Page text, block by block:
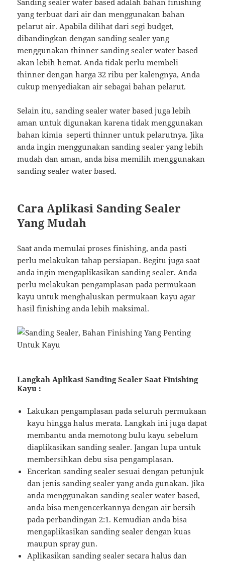
yang terbuat dari air dan menggunakan bahan
pelarut air. Apabila dilihat dari segi budget,
dibandingkan dengan sanding sealer yang
menggunakan thinner sanding sealer water based
akan lebih hemat. Anda tidak perlu membeli
thinner dengan harga 32 ribu per kalengnya, Anda
cukup menyediakan air sebagai bahan pelarut.
Selain itu, sanding sealer water based juga lebih
aman untuk digunakan karena tidak menggunakan
bahan kimia seperti thinner untuk pelarutnya. Jika
anda ingin menggunakan sanding sealer yang lebih
mudah dan aman, anda bisa memilih menggunakan
sanding sealer water based.
Cara Aplikasi Sanding Sealer
Yang Mudah
Saat anda memulai proses finishing, anda pasti
perlu melakukan tahap persiapan. Begitu juga saat
anda ingin mengaplikasikan sanding sealer. Anda
perlu melakukan pengamplasan pada permukaan
kayu untuk menghaluskan permukaan kayu agar
hasil finishing anda lebih maksimal.
Langkah Aplikasi Sanding Sealer Saat Finishing
Kayu :
Lakukan pengamplasan pada seluruh permukaan
kayu hingga halus merata. Langkah ini juga dapat
membantu anda memotong bulu kayu sebelum
diaplikasikan sanding sealer. Jangan lupa untuk
membersihkan debu sisa pengamplasan.
Encerkan sanding sealer sesuai dengan petunjuk
dan jenis sanding sealer yang anda gunakan. Jika
anda menggunakan sanding sealer water based,
anda bisa mengencerkannya dengan air bersih
pada perbandingan 2:1. Kemudian anda bisa
mengaplikasikan sanding sealer dengan kuas
maupun spray gun.
Aplikasikan sanding sealer secara halus dan